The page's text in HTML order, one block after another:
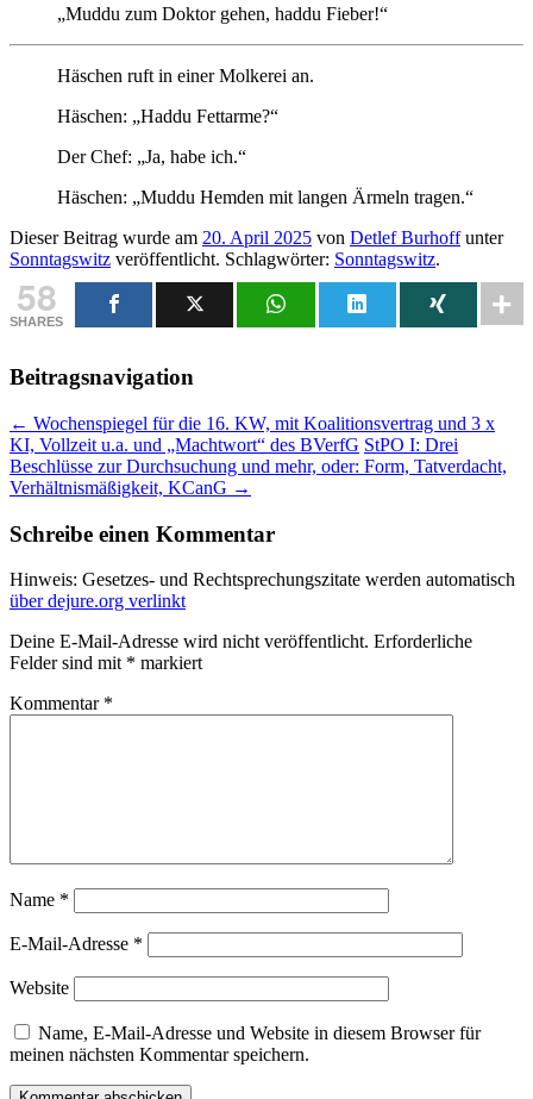
„Muddu zum Doktor gehen, haddu Fieber!“
Häschen ruft in einer Molkerei an.
Häschen: „Haddu Fettarme?“
Der Chef: „Ja, habe ich.“
Häschen: „Muddu Hemden mit langen Ärmeln tragen.“
Dieser Beitrag wurde am 20. April 2025 von Detlef Burhoffunter
Sonntagswitz veröffentlicht. Schlagwörter: Sonntagswitz.
58
SHARES
Beitragsnavigation
← Wochenspiegel für die 16. KW, mit Koalitionsvertrag und 3 x
KI, Vollzeit u.a. und „Machtwort“ des BVerfG StPO I: Drei
Beschlüsse zur Durchsuchung und mehr, oder: Form, Tatverdacht,
Verhältnismäßigkeit, KCanG →
Schreibe einen Kommentar
Hinweis: Gesetzes- und Rechtsprechungszitate werden automatisch
über dejure.org verlinkt
Deine E-Mail-Adresse wird nicht veröffentlicht. Erforderliche
Felder sind mit * markiert
Kommentar *
Name *
E-Mail-Adresse *
Website
Name, E-Mail-Adresse und Website in diesem Browser für
meinen nächsten Kommentar speichern.